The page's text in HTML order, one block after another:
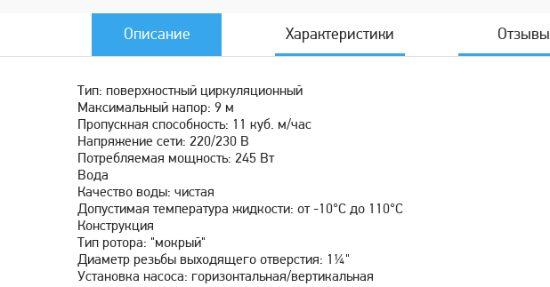
Описание Характеристики Отзывы
Тип: поверхностный циркуляционный
Максимальный напор: 9 м
Пропускная способность: 11 куб. м/час
Напряжение сети: 220/230 В
Потребляемая мощность: 245 Вт
Вода
Качество воды: чистая
Допустимая температура жидкости: от -10°C до 110°C
Конструкция
Тип ротора: "мокрый"
Диаметр резьбы выходящего отверстия: 1¼"
Установка насоса: горизонтальная/вертикальная